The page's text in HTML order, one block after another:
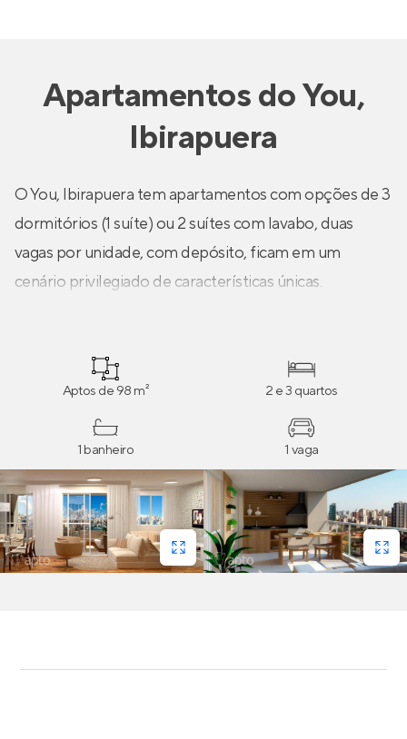
ApartamentosdoYou,
Ibirapuera
O You, Ibirapuera tem apartamentos com opções de 3
dormitórios (1 suíte) ou 2 suítes com lavabo, duas
vagas por unidade, com depósito, ficam em um
cenário privilegiado de características únicas.
Aptos de 98 m² 2 e 3 quartos
1 banheiro 1 vaga